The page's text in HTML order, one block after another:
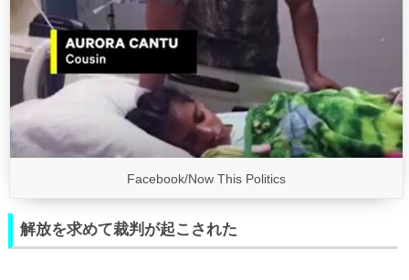
Facebook/Now This Politics
解放を求めて裁判が起こされた